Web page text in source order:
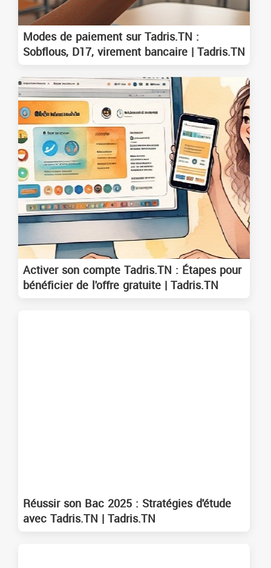
Modes de paiement sur Tadris.TN :
Sobflous, D17, virement bancaire | Tadris.TN
Activer son compte Tadris.TN : Étapes pour
bénéficier de l'offre gratuite | Tadris.TN
Réussir son Bac 2025 : Stratégies d'étude
avec Tadris.TN | Tadris.TN